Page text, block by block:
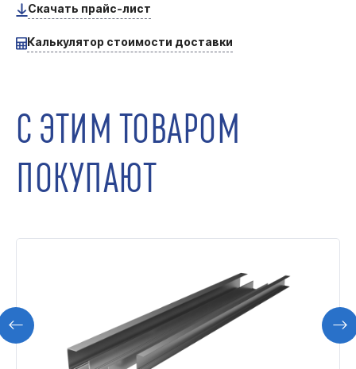
Скачать прайс-лист
Калькулятор стоимости доставки
С ЭТИМ ТОВАРОМ
ПОКУПАЮТ